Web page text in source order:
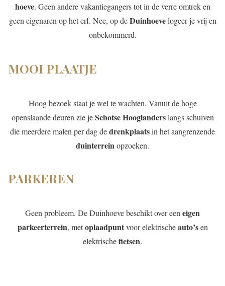
hoeve. Geen andere vakantiegangers tot in de verre omtrek en
geen eigenaren op het erf. Nee, op deDuinhoevelogeer je vrij en
onbekommerd.
MOOI PLAATJE
Hoog bezoek staat je wel te wachten. Vanuit de hoge
openslaande deuren zie jeSchotse Hooglanderslangs schuiven
die meerdere malen per dag dedrenkplaatsin het aangrenzende
duinterreinopzoeken.
PARKEREN
Geen probleem. De Duinhoeve beschikt over een eigen
parkeerterrein, metoplaadpuntvoor elektrischeauto’sen
elektrischefietsen.